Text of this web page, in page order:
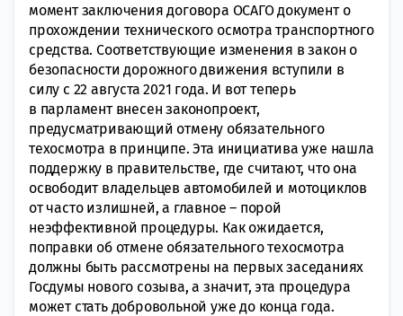
момент заключения договора ОСАГО документ о
прохождении технического осмотра транспортного
средства. Соответствующие изменения в закон о
безопасности дорожного движения вступили в
силу с 22 августа 2021 года. И вот теперь
в парламент внесен законопроект,
предусматривающий отмену обязательного
техосмотра в принципе. Эта инициатива уже нашла
поддержку в правительстве, где считают, что она
освободит владельцев автомобилей и мотоциклов
от часто излишней, а главное – порой
неэффективной процедуры. Как ожидается,
поправки об отмене обязательного техосмотра
должны быть рассмотрены на первых заседаниях
Госдумы нового созыва, а значит, эта процедура
может стать добровольной уже до конца года.